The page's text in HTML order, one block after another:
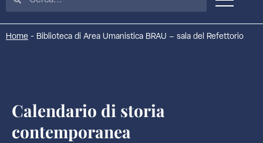
Home - Biblioteca di Area Umanistica BRAU – sala del Refettorio
Calendario di storia
contemporanea